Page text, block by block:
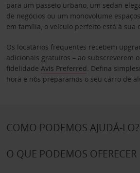
para um passeio urbano, um sedan
de negócios ou um monovolume
em família, o veículo perfeito está à sua
Os locatários frequentes recebem
adicionais gratuitos – ao subscreverem
fidelidade Avis Preferred. Defina
hora e nós preparamos o seu carro de
COMO PODEMOS AJUDÁ-LO?
O QUE PODEMOS OFERECER